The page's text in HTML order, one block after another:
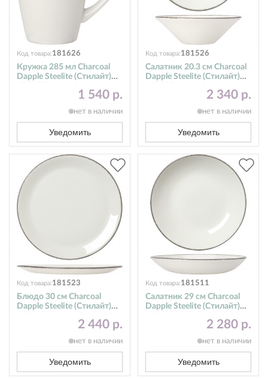
Код товара:181626
Кружка 285 мл Charcoal
Dapple Steelite (Стилайт)
1 540 р.
нет в наличии
Уведомить
Код товара:181526
Салатник 20.3 см Charcoal
Dapple Steelite (Стилайт)
2 340 р.
нет в наличии
Уведомить
Код товара:181523
Блюдо 30 см Charcoal
Dapple Steelite (Стилайт)
2 440 р.
нет в наличии
Уведомить
Код товара:181511
Салатник 29 см Charcoal
Dapple Steelite (Стилайт)
2 280 р.
нет в наличии
Уведомить